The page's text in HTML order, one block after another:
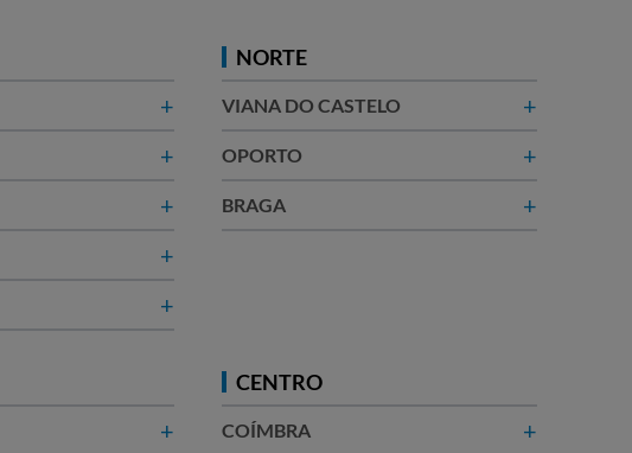
+
+
+
+
+
NORTE
VIANA DO CASTELO +
OPORTO +
BRAGA +
+
CENTRO
COÍMBRA +